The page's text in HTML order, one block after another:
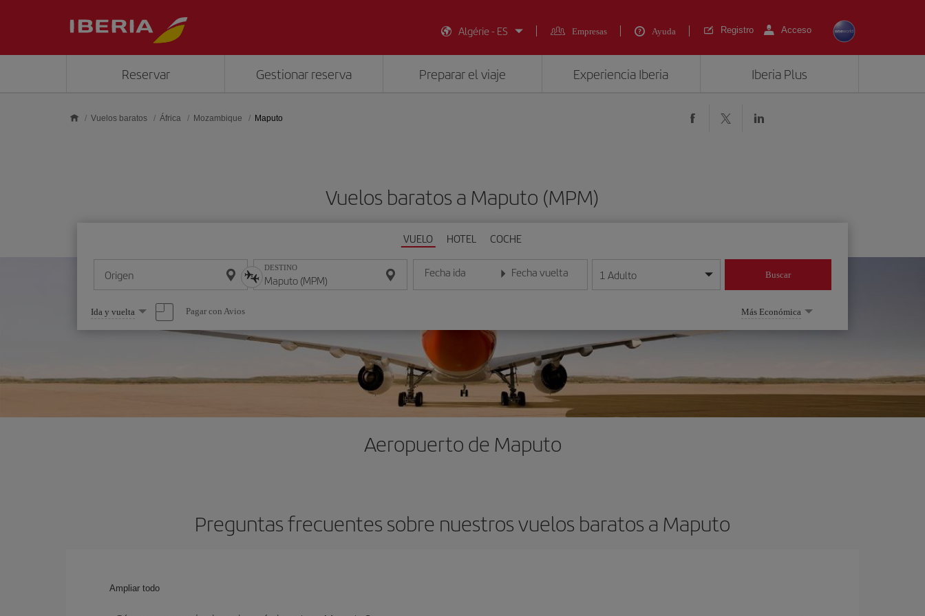
Algérie - ES
Empresas Ayuda Registro Acceso
Reservar Gestionar reserva Preparar el viaje Experiencia Iberia Iberia Plus
Vuelos baratos África Mozambique Maputo
Vuelos baratos a Maputo (MPM)
VUELO HOTEL COCHE
Origen DESTINO Fecha ida
Introduce la fecha en formato día/mes/año
Fecha vuelta
Introduce la fecha en formato día/mes/año
1 Adulto Buscar
Seleccione
una
opción
Ida y vuelta Pagar con Avios Más Económica
Aeropuerto de Maputo
Preguntas frecuentes sobre nuestros vuelos baratos a Maputo
Ampliar todo